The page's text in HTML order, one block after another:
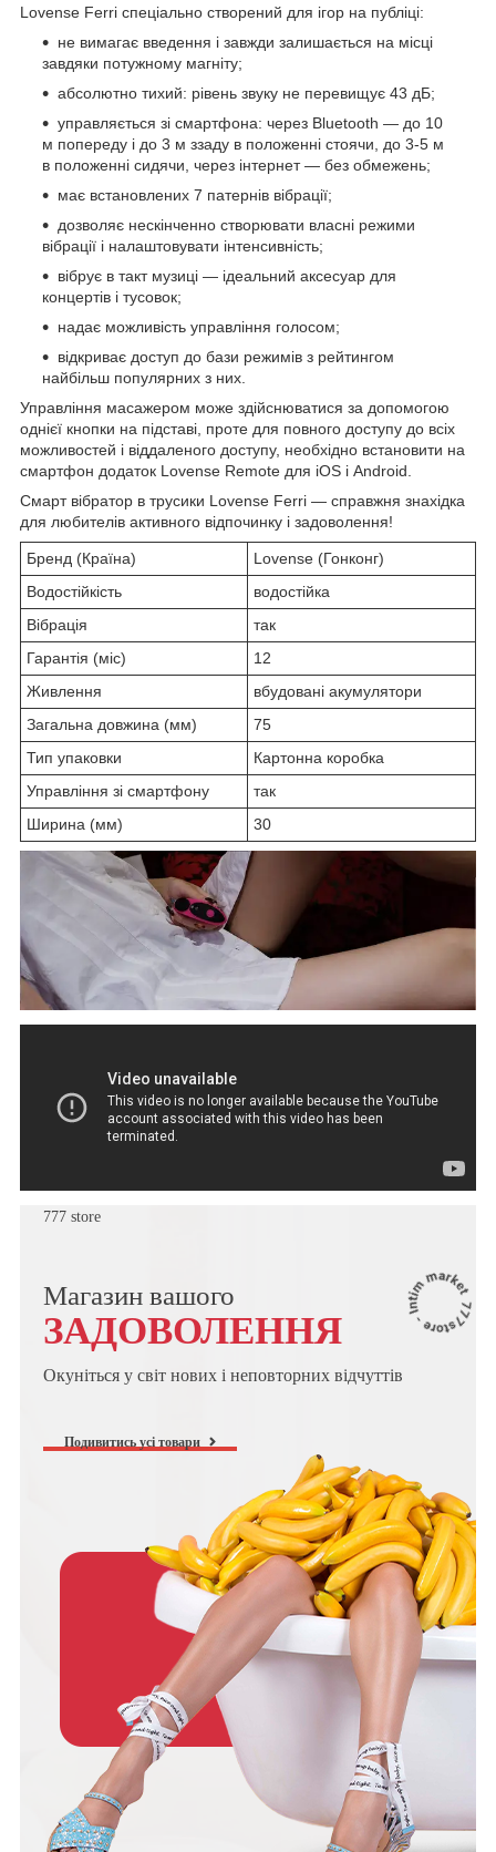
Lovense Ferri спеціально створений для ігор на публіці:
не вимагає введення і завжди залишається на місці
завдяки потужному магніту;
абсолютно тихий: рівень звуку не перевищує 43 дБ;
управляється зі смартфона: через Bluetooth — до 10
м попереду і до 3 м ззаду в положенні стоячи, до 3-5 м
в положенні сидячи, через інтернет — без обмежень;
має встановлених 7 патернів вібрації;
дозволяє нескінченно створювати власні режими
вібрації і налаштовувати інтенсивність;
вібрує в такт музиці — ідеальний аксесуар для
концертів і тусовок;
надає можливість управління голосом;
відкриває доступ до бази режимів з рейтингом
найбільш популярних з них.
Управління масажером може здійснюватися за допомогою
однієї кнопки на підставі, проте для повного доступу до всіх
можливостей і віддаленого доступу, необхідно встановити на
смартфон додаток Lovense Remote для iOS і Android.
Смарт вібратор в трусики Lovense Ferri — справжня знахідка
для любителів активного відпочинку і задоволення!
Бренд (Країна)
Lovense (Гонконг)
Водостійкість
водостійка
Вібрація
так
Гарантія (міс)
12
Живлення
вбудовані акумулятори
Загальна довжина (мм)
75
Тип упаковки
Картонна коробка
Управління зі смартфону
так
Ширина (мм)
30
777 store
Магазин вашого
ЗАДОВОЛЕННЯ
Окуніться у світ нових і неповторних відчуттів
Подивитись усі товари